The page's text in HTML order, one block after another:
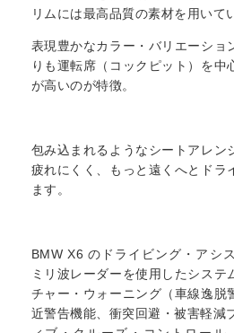
リムには最高品質の素材を用いて
表現豊かなカラー・バリエーショ
りも運転席（コックピット）を中
が高いのが特徴。
包み込まれるようなシートアレン
疲れにくく、もっと遠くへとドラ
ます。
BMW X6 のドライビング・アシ
ミリ波レーダーを使用したシステ
チャー・ウォーニング（車線逸脱
近警告機能、衝突回避・被害軽減